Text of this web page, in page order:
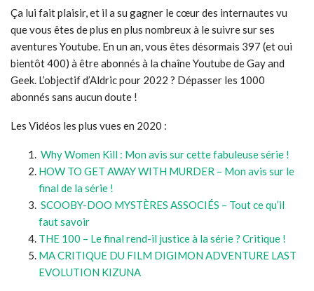
Ça lui fait plaisir, et il a su gagner le cœur des internautes vu
que vous êtes de plus en plus nombreux à le suivre sur ses
aventures Youtube. En un an, vous êtes désormais 397 (et oui
bientôt 400) à être abonnés à la chaîne Youtube de Gay and
Geek. L’objectif d’Aldric pour 2022 ? Dépasser les 1000
abonnés sans aucun doute !
Les Vidéos les plus vues en 2020 :
Why Women Kill : Mon avis sur cette fabuleuse série !
HOW TO GET AWAY WITH MURDER – Mon avis sur le
final de la série !
SCOOBY-DOO MYSTÈRES ASSOCIÉS – Tout ce qu’il
faut savoir
THE 100 – Le final rend-il justice à la série ? Critique !
MA CRITIQUE DU FILM DIGIMON ADVENTURE LAST
EVOLUTION KIZUNA